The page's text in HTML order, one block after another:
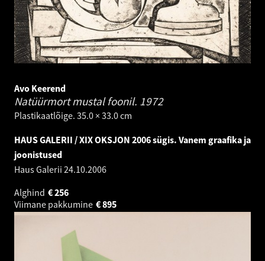
Avo Keerend
Natüürmort mustal foonil. 1972
Plastikaatlõige. 35.0 × 33.0 cm
HAUS GALERII / XIX OKSJON 2006 sügis. Vanem graafika ja
joonistused
Haus Galerii 24.10.2006
Alghind
256
€
Viimane pakkumine
895
€